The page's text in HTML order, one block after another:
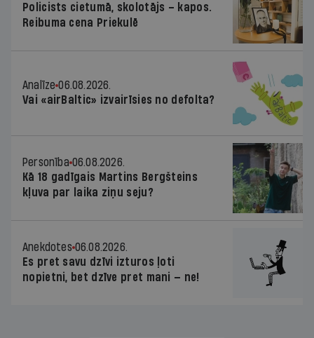
Policists cietumā, skolotājs – kapos.
Reibuma cena Priekulē
Analīze 06.08.2026.
Vai «airBaltic» izvairīsies no defolta?
Personība 06.08.2026.
Kā 18 gadīgais Martins Bergšteins
kļuva par laika ziņu seju?
Anekdotes 06.08.2026.
Es pret savu dzīvi izturos ļoti
nopietni, bet dzīve pret mani — ne!